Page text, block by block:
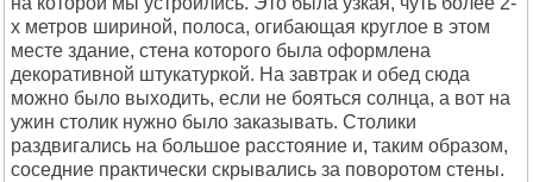
х метров шириной, полоса, огибающая круглое в этом
месте здание, стена которого была оформлена
декоративной штукатуркой. На завтрак и обед сюда
можно было выходить, если не бояться солнца, а вот на
ужин столик нужно было заказывать. Столики
раздвигались на большое расстояние и, таким образом,
соседние практически скрывались за поворотом стены.